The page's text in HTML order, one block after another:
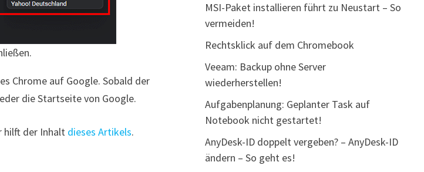
Chrome auf Google. Sobald der
die Startseite von Google.
hilft der Inhalt dieses Artikels.
MSI-Paket installieren führt zu Neustart – So
vermeiden!
Rechtsklick auf dem Chromebook
Veeam: Backup ohne Server
wiederherstellen!
Aufgabenplanung: Geplanter Task auf
Notebook nicht gestartet!
AnyDesk-ID doppelt vergeben? – AnyDesk-ID
ändern – So geht es!